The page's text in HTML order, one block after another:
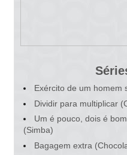
Exército de um homem
Dividir para multiplicar
Um é pouco, dois é
(Simba)
Bagagem extra